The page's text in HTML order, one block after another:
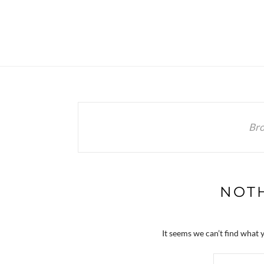
It seems we can’t find what